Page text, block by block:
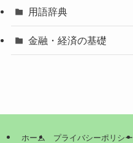
用語辞典
金融・経済の基礎
ホーム プライバシーポリシー